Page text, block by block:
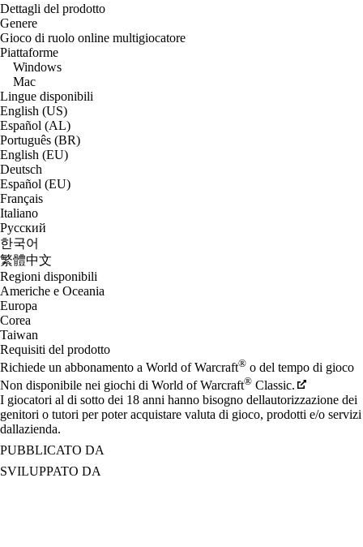
Dettagli del prodotto
Genere
Gioco di ruolo online multigiocatore
Piattaforme
Windows
Mac
Lingue disponibili
English (US)
Español (AL)
Português (BR)
English (EU)
Deutsch
Español (EU)
Français
Italiano
Русский
한국어
繁體中文
Regioni disponibili
Americhe e Oceania
Europa
Corea
Taiwan
Requisiti del prodotto
Richiede un abbonamento a World of Warcraft® o del tempo di gioco
Non disponibile nei giochi di World of Warcraft® Classic.
I giocatori al di sotto dei 18 anni hanno bisogno dellautorizzazione dei
genitori o tutori per poter acquistare valuta di gioco, prodotti e/o servizi
dallazienda.
PUBBLICATO DA
SVILUPPATO DA